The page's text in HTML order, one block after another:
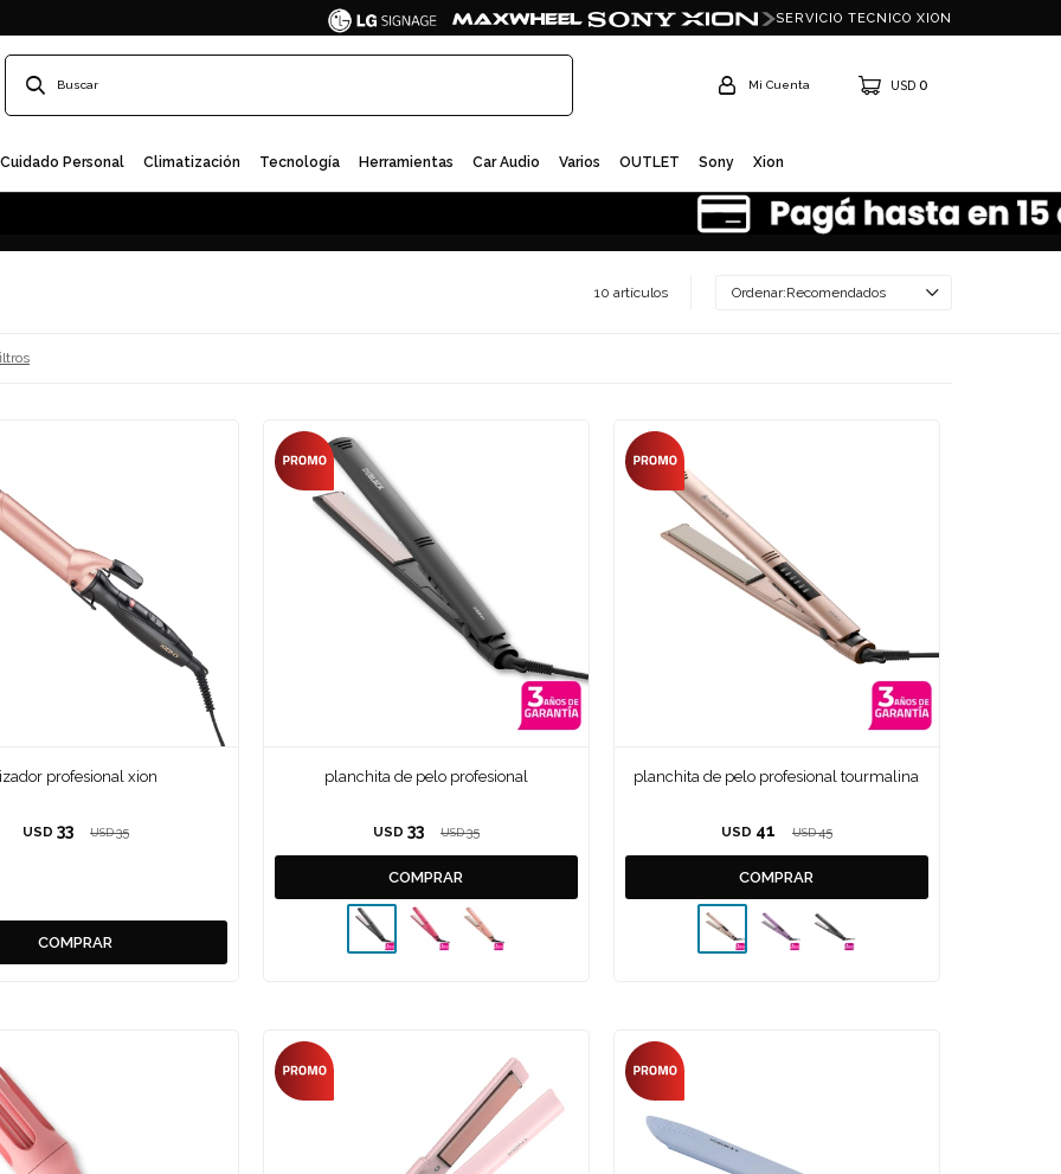
Cuidado Personal Climatización Tecnología Herramientas Car Audio Varios OUTLET Sony Xion
USD 0
SERVICIO TECNICO XION
10 artículos Recomendados
profesional xion
USD 33 USD 35
planchita de pelo profesional
USD 33 USD 35
planchita de pelo profesional tourmalina
USD 41 USD 45